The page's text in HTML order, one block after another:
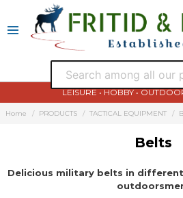
LEISURE • HOBBY •
Home PRODUCTS TACTICAL EQUIPMENT
Belts
Delicious military belts in